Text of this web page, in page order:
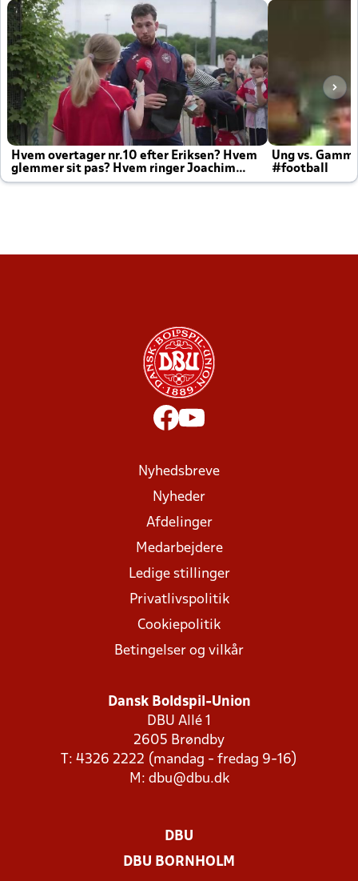
Hvem overtager nr.10 efter Eriksen? Hvem
glemmer sit pas? Hvem ringer Joachim
altid til efter kampe?
Ung vs.
#football
Nyhedsbreve
Nyheder
Afdelinger
Medarbejdere
Ledige stillinger
Privatlivspolitik
Cookiepolitik
Betingelser og vilkår
Dansk Boldspil-Union
DBU Allé 1
2605 Brøndby
T: 4326 2222 (mandag - fredag 9-16)
M: dbu@dbu.dk
DBU
DBU BORNHOLM